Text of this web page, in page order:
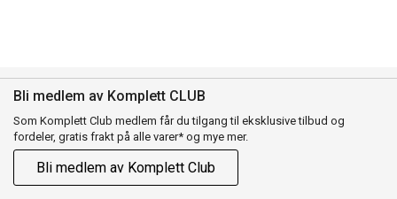
Bli medlem av Komplett CLUB
Som Komplett Club medlem får du tilgang til eksklusive tilbud og
fordeler, gratis frakt på alle varer* og mye mer.
Bli medlem av Komplett Club